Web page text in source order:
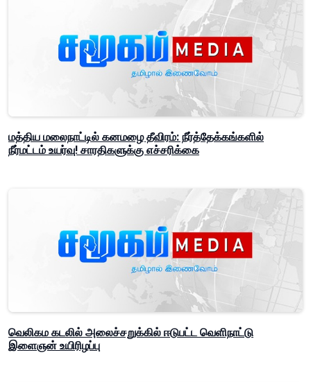
மத்திய மலைநாட்டில் கனமழை தீவிரம்: நீர்த்தேக்கங்களில்
நீர்மட்டம் உயர்வு! சாரதிகளுக்கு எச்சரிக்கை
வெலிகம கடலில் அலைச்சறுக்கில் ஈடுபட்ட வெளிநாட்டு
இளைஞன் உயிரிழப்பு